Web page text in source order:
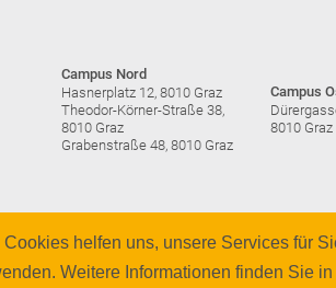
helfen uns, unsere Services für
Weitere Informationen finden Sie
Campus Nord
Hasnerplatz 12, 8010 Graz
Theodor-Körner-Straße 38,
8010 Graz
Grabenstraße 48, 8010 Graz
Campus
8010 Graz
Barrierefreiheit